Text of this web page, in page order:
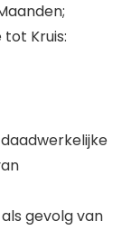
tot Kruis:
gevolg van